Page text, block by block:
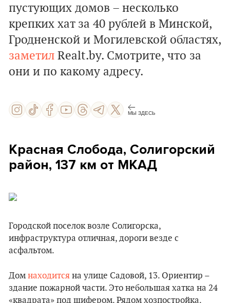
пустующих домов – несколько
крепких хат за 40 рублей в Минской,
Гродненской и Могилевской областях,
заметил Realt.by. Смотрите, что за
они и по какому адресу.
МЫ ЗДЕСЬ
Красная Слобода, Солигорский
район, 137 км от МКАД
Городской поселок возле Солигорска,
инфраструктура отличная, дороги везде с
асфальтом.
Дом находится на улице Садовой, 13. Ориентир –
здание пожарной части. Это небольшая хатка на 24
«квадрата» под шифером. Рядом хозпостройка.